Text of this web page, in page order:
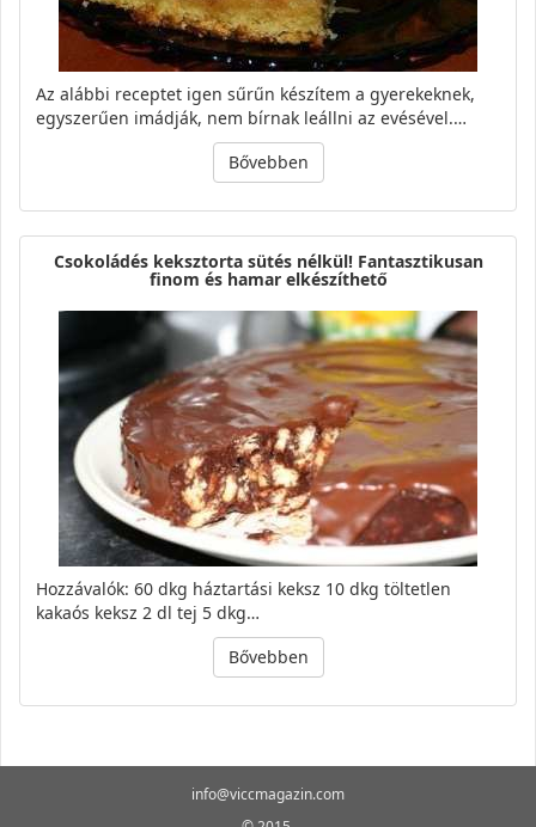
Az alábbi receptet igen sűrűn készítem a gyerekeknek,
egyszerűen imádják, nem bírnak leállni az evésével.…
Bővebben
Csokoládés keksztorta sütés nélkül! Fantasztikusan
finom és hamar elkészíthető
Hozzávalók: 60 dkg háztartási keksz 10 dkg töltetlen
kakaós keksz 2 dl tej 5 dkg…
Bővebben
info@viccmagazin.com